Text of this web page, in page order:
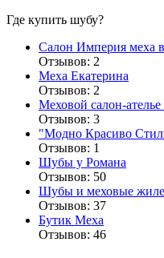
Где купить шубу?
Салон Империя меха
Отзывов: 2
Меха Екатерина
Отзывов: 2
Меховой салон-
Отзывов: 3
"Модно Красиво
Отзывов: 1
Шубы у Романа
Отзывов: 50
Шубы и меховые
Отзывов: 37
Бутик Меха
Отзывов: 46